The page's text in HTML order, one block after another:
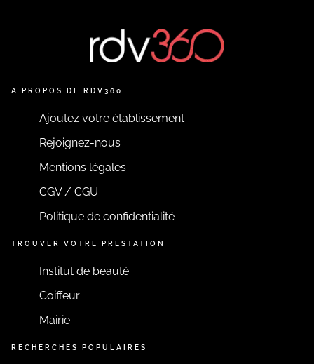
A PROPOS DE RDV360
Ajoutez votre établissement
Rejoignez-nous
Mentions légales
CGV / CGU
Politique de confidentialité
TROUVER VOTRE PRESTATION
Institut de beauté
Coiffeur
Mairie
RECHERCHES POPULAIRES